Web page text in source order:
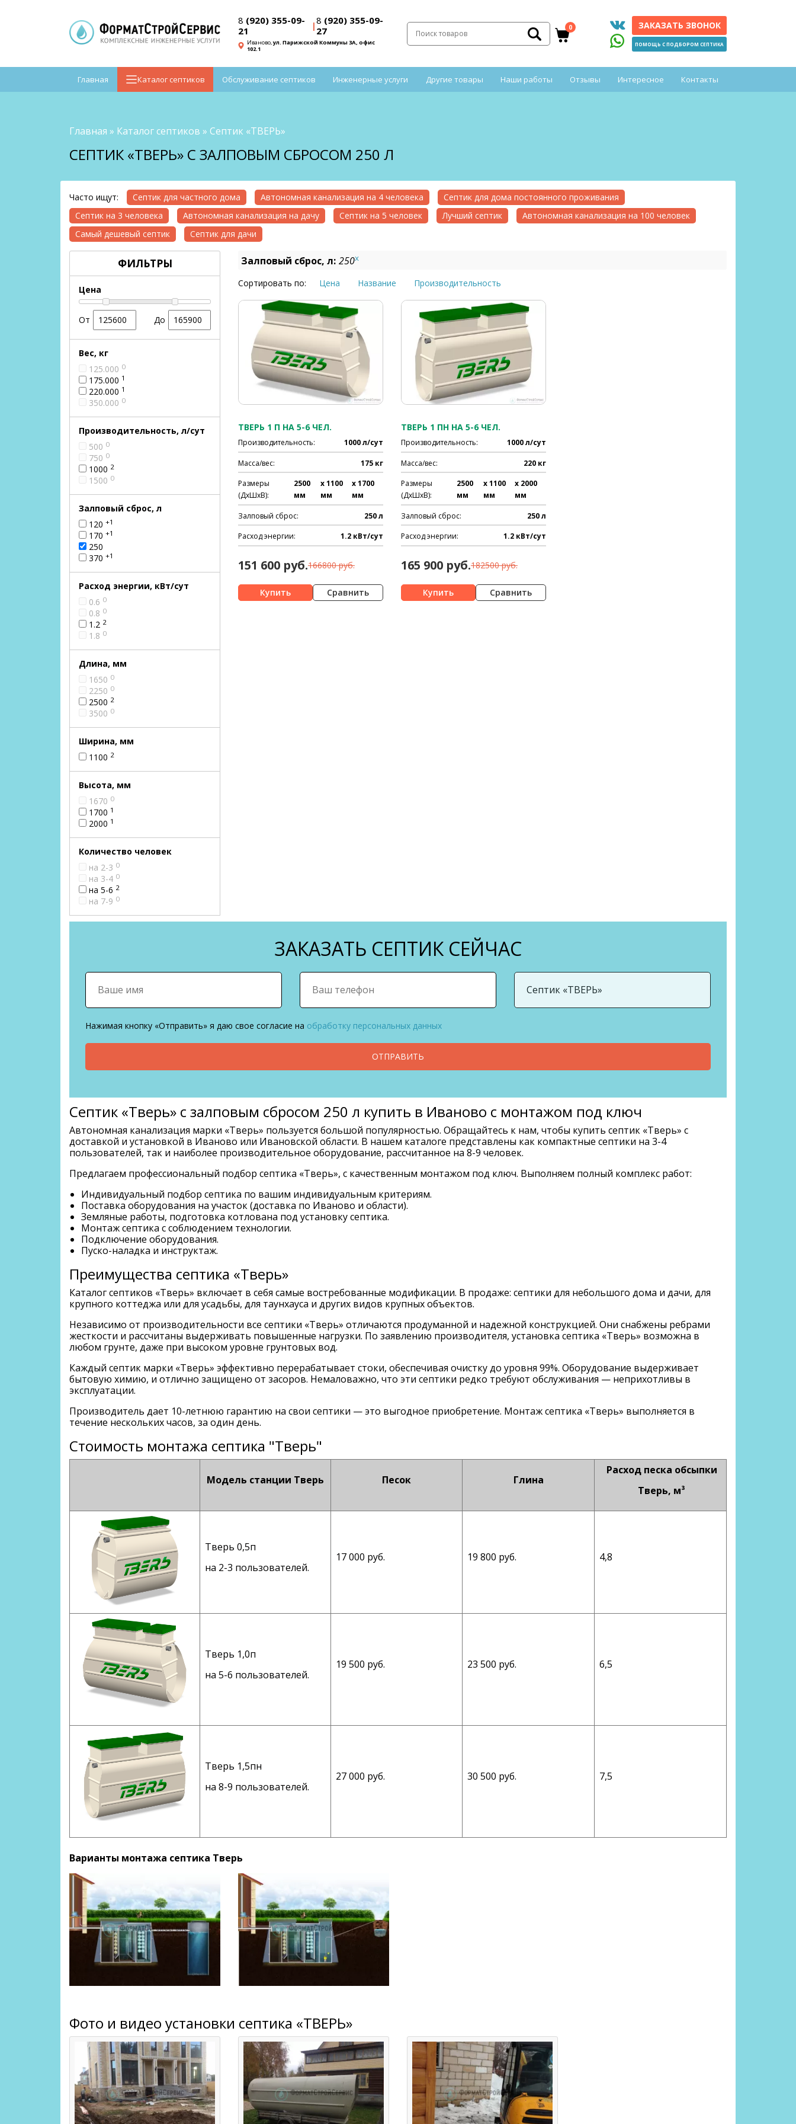
8 (920) 355-09-
21
|8 (920) 355-09-
27
Иваново,ул. Парижской Коммуны 3А, офис
102.1
0 ЗАКАЗАТЬ ЗВОНОК
ПОМОЩЬ С ПОДБОРОМ СЕПТИКА
Главная Каталог септиков Обслуживание септиков Инженерные услуги Другие товары Наши работы Отзывы Интересное Контакты
Главная » Каталог септиков » Септик «ТВЕРЬ»
СЕПТИК «ТВЕРЬ» С ЗАЛПОВЫМ СБРОСОМ 250 Л
Часто ищут: Септик для частного дома Автономная канализация на 4 человека
Септик для дома постоянного проживания
Септик на 3 человека
Автономная канализация на дачу Септик на 5 человек Лучший септик
Автономная канализация на 100 человек
Самый дешевый септик
Септик для дачи
ФИЛЬТРЫ
Цена
От До
Вес, кг
125.000 0
175.000 1
220.000 1
350.000 0
Производительность, л/сут
500 0
750 0
1000 2
1500 0
Залповый сброс, л
120 +1
170 +1
250
370 +1
Расход энергии, кВт/сут
0.6 0
0.8 0
1.2 2
1.8 0
Длина, мм
1650 0
2250 0
2500 2
3500 0
Ширина, мм
1100 2
Высота, мм
1670 0
1700 1
2000 1
Количество человек
на 2-3 0
на 3-4 0
на 5-6 2
на 7-9 0
Залповый сброс, л: 250x
Сортировать по: Цена Название Производительность
ТВЕРЬ 1 П НА 5-6 ЧЕЛ.
Производительность: 1000 л/сут
Масса/вес: 175 кг
Размеры
(ДхШхВ):
2500
мм
x 1100
мм
x 1700
мм
Залповый сброс: 250 л
Расход энергии: 1.2 кВт/сут
151 600 руб.166800 руб.
Сравнить
ТВЕРЬ 1 ПН НА 5-6 ЧЕЛ.
Производительность: 1000 л/сут
Масса/вес: 220 кг
Размеры
(ДхШхВ):
2500
мм
x 1100
мм
x 2000
мм
Залповый сброс: 250 л
Расход энергии: 1.2 кВт/сут
165 900 руб.182500 руб.
Сравнить
ЗАКАЗАТЬ СЕПТИК СЕЙЧАС
Нажимая кнопку «Отправить» я даю свое согласие на обработку персональных данных
ОТПРАВИТЬ
Септик «Тверь» с залповым сбросом 250 л купить в Иваново с монтажом под ключ
Автономная канализация марки «Тверь» пользуется большой популярностью. Обращайтесь к нам, чтобы купить септик «Тверь» с
доставкой и установкой в Иваново или Ивановской области. В нашем каталоге представлены как компактные септики на 3-4
пользователей, так и наиболее производительное оборудование, рассчитанное на 8-9 человек.
Предлагаем профессиональный подбор септика «Тверь», с качественным монтажом под ключ. Выполняем полный комплекс работ:
Индивидуальный подбор септика по вашим индивидуальным критериям.
Поставка оборудования на участок (доставка по Иваново и области).
Земляные работы, подготовка котлована под установку септика.
Монтаж септика с соблюдением технологии.
Подключение оборудования.
Пуско-наладка и инструктаж.
Преимущества септика «Тверь»
Каталог септиков «Тверь» включает в себя самые востребованные модификации. В продаже: септики для небольшого дома и дачи, для
крупного коттеджа или для усадьбы, для таунхауса и других видов крупных объектов.
Независимо от производительности все септики «Тверь» отличаются продуманной и надежной конструкцией. Они снабжены ребрами
жесткости и рассчитаны выдерживать повышенные нагрузки. По заявлению производителя, установка септика «Тверь» возможна в
любом грунте, даже при высоком уровне грунтовых вод.
Каждый септик марки «Тверь» эффективно перерабатывает стоки, обеспечивая очистку до уровня 99%. Оборудование выдерживает
бытовую химию, и отлично защищено от засоров. Немаловажно, что эти септики редко требуют обслуживания — неприхотливы в
эксплуатации.
Производитель дает 10-летнюю гарантию на свои септики — это выгодное приобретение. Монтаж септика «Тверь» выполняется в
течение нескольких часов, за один день.
Стоимость монтажа септика "Тверь"
Модель станции Тверь Песок Глина
Расход песка обсыпки
Тверь, м³
Тверь 0,5п
на 2-3 пользователей.
17 000 руб. 19 800 руб. 4,8
Тверь 1,0п
на 5-6 пользователей.
19 500 руб. 23 500 руб. 6,5
Тверь 1,5пн
на 8-9 пользователей.
27 000 руб. 30 500 руб. 7,5
Варианты монтажа септика Тверь
Фото и видео установки септика «ТВЕРЬ»